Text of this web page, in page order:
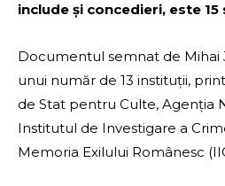
include și concedieri, este
Documentul semnat de Mihai
unui număr de 13 instituții,
de Stat pentru Culte, Agenția
Institutul de Investigare a
Memoria Exilului Românesc